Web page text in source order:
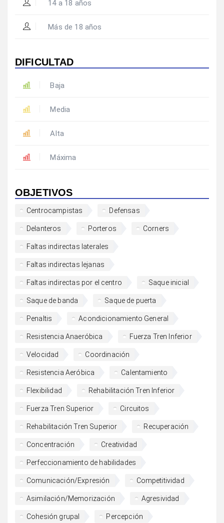
14 a 18 años
Más de 18 años
DIFICULTAD
Baja
Media
Alta
Máxima
OBJETIVOS
Centrocampistas Defensas
Delanteros Porteros Corners
Faltas indirectas laterales
Faltas indirectas lejanas
Faltas indirectas por el centro Saque inicial
Saque de banda Saque de puerta
Penaltis Acondicionamiento General
Resistencia Anaeróbica Fuerza Tren Inferior
Velocidad Coordinación
Resistencia Aeróbica Calentamiento
Flexibilidad Rehabilitación Tren Inferior
Fuerza Tren Superior Circuitos
Rehabilitación Tren Superior Recuperación
Concentración Creatividad
Perfeccionamiento de habilidades
Comunicación/Expresión Competitividad
Asimilación/Memorización Agresividad
Cohesión grupal Percepción